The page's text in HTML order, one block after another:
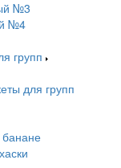
№3
№4
групп
для групп